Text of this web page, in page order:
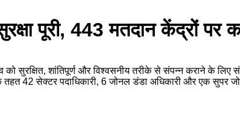
पूरी, 443 मतदान केंद्रों
को सुरक्षित, शांतिपूर्ण और विश्वसनीय तरीके से संपन्न कराने के
तहत 42 सेक्टर पदाधिकारी, 6 जोनल डंडा अधिकारी और एक सुपर